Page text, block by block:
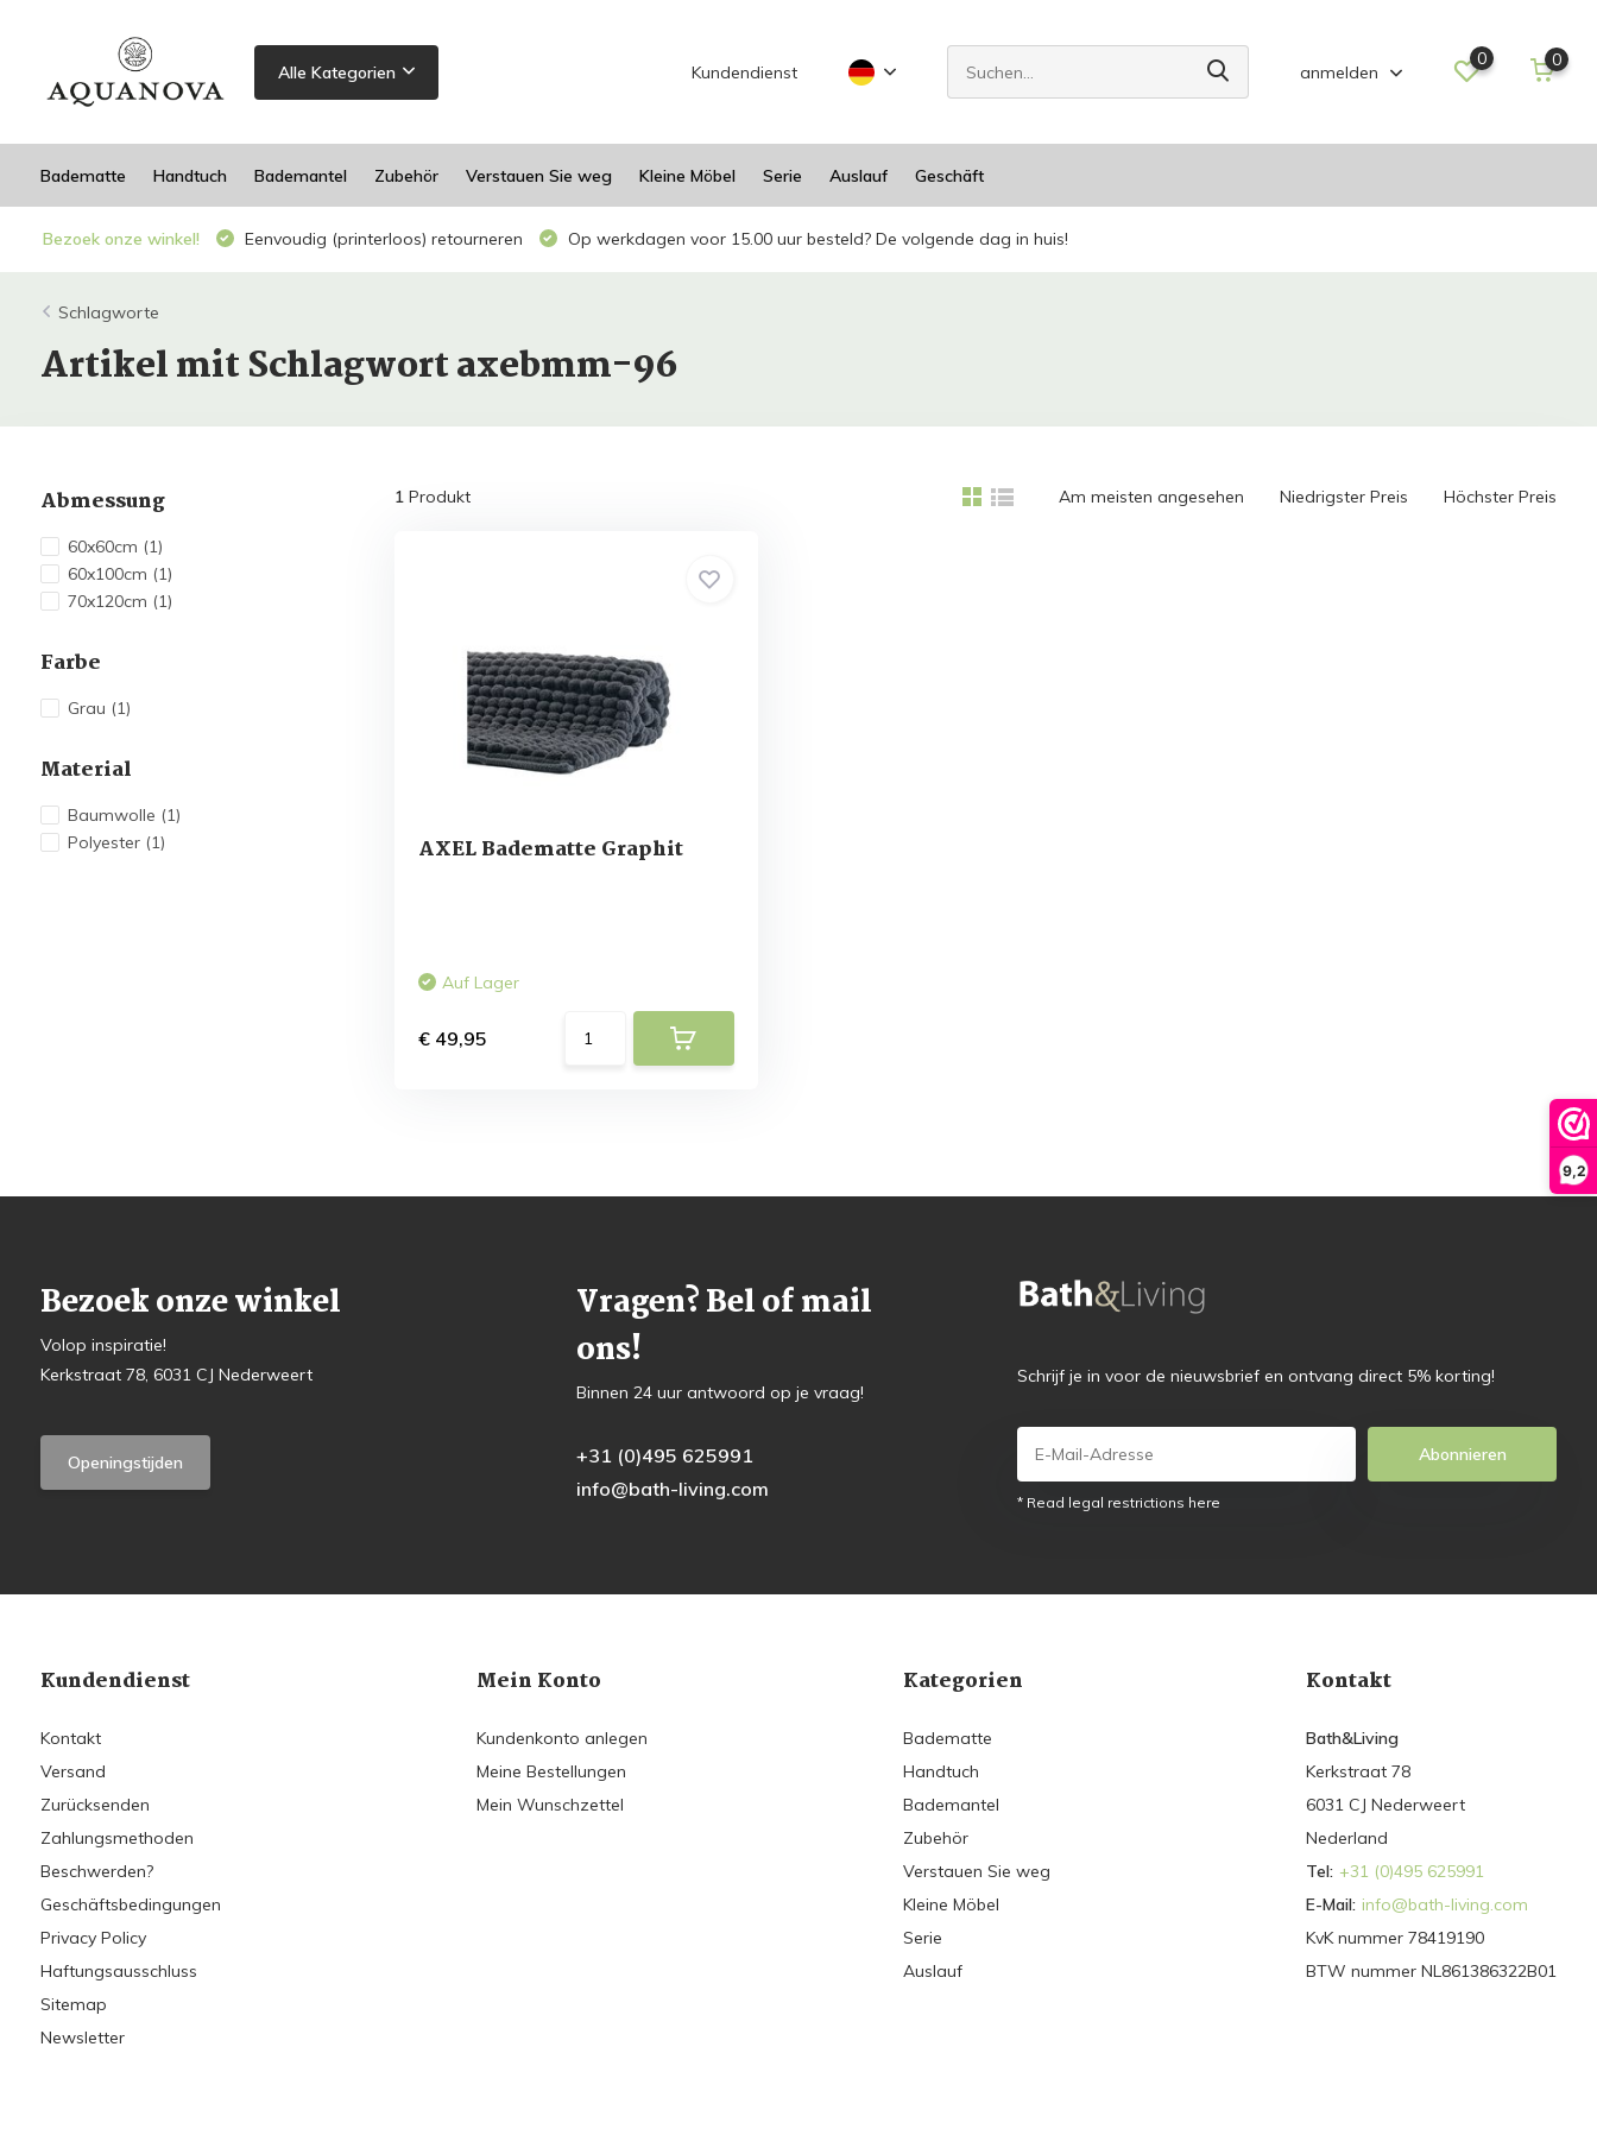
9,2
Alle Kategorien Kundendienst anmelden
0 0
Badematte Handtuch Bademantel Zubehör Verstauen Sie weg Kleine Möbel Serie Auslauf Geschäft
Bezoek onze winkel! Eenvoudig (printerloos) retourneren Op werkdagen voor 15.00 uur besteld? De volgende dag in huis!
Schlagworte
Artikel mit Schlagwort axebmm-96
Abmessung
60x60cm (1)
60x100cm (1)
70x120cm (1)
Farbe
Grau (1)
Material
Baumwolle (1)
Polyester (1)
1Produkt Am meisten angesehen Niedrigster Preis Höchster Preis
AXEL Badematte Graphit
Auf Lager
€ 49,95
Bezoek onze winkel
Volop inspiratie!
Kerkstraat 78, 6031 CJ Nederweert
Openingstijden
Vragen? Bel of mail
ons!
Binnen 24 uur antwoord op je vraag!
+31 (0)495 625991
info@bath-living.com
Schrijf je in voor de nieuwsbrief en ontvang direct 5% korting!
Abonnieren
* Read legal restrictions here
Kundendienst
Kontakt
Versand
Zurücksenden
Zahlungsmethoden
Beschwerden?
Geschäftsbedingungen
Privacy Policy
Haftungsausschluss
Sitemap
Newsletter
Mein Konto
Kundenkonto anlegen
Meine Bestellungen
Mein Wunschzettel
Kategorien
Badematte
Handtuch
Bademantel
Zubehör
Verstauen Sie weg
Kleine Möbel
Serie
Auslauf
Kontakt
Bath&Living
Kerkstraat 78
6031 CJ Nederweert
Nederland
Tel: +31 (0)495 625991
E-Mail: info@bath-living.com
KvK nummer 78419190
BTW nummer NL861386322B01